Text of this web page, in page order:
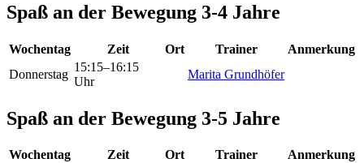
Spaß an der Bewegung 3-4 Jahre
Wochentag Zeit Ort Trainer
Anmerkung
Donnerstag
15:15–16:15
Uhr
Marita Grundhöfer
Spaß an der Bewegung 3-5 Jahre
Wochentag Zeit Ort Trainer
Anmerkung